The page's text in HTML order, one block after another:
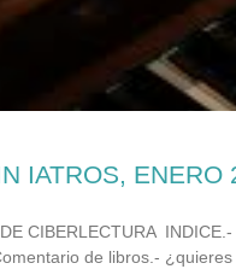
IATROS, ENERO
CIBERLECTURA
de libros.-